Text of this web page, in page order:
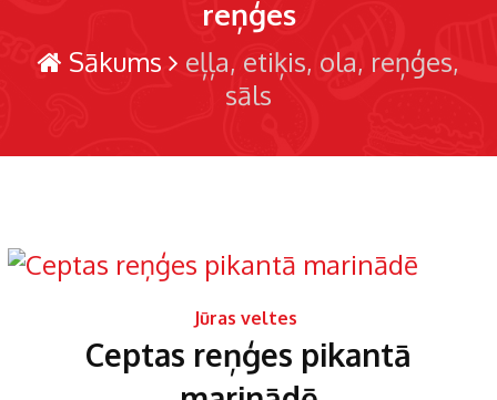
reņģes
Sākums eļļa etiķis ola reņģes
sāls
Jūras veltes
Ceptas reņģes pikantā